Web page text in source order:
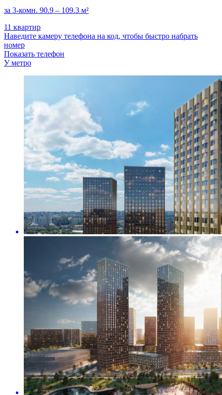
за 3-комн. 90.9 – 109.3 м²
11 квартир
Наведите камеру телефона на код, чтобы быстро набрать
номер
Показать телефон
У метро